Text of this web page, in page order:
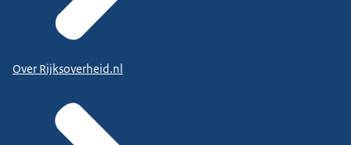
Over Rijksoverheid.nl